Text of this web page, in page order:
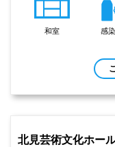
和室 感
北見芸術文化ホー